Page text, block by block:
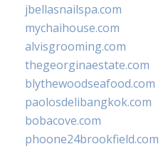
jbellasnailspa.com
mychaihouse.com
alvisgrooming.com
thegeorginaestate.com
blythewoodseafood.com
paolosdelibangkok.com
bobacove.com
phoone24brookfield.com